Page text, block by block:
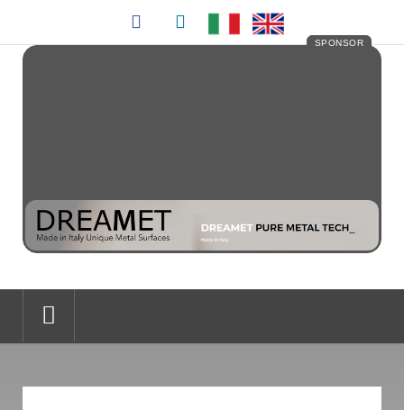
SPONSOR